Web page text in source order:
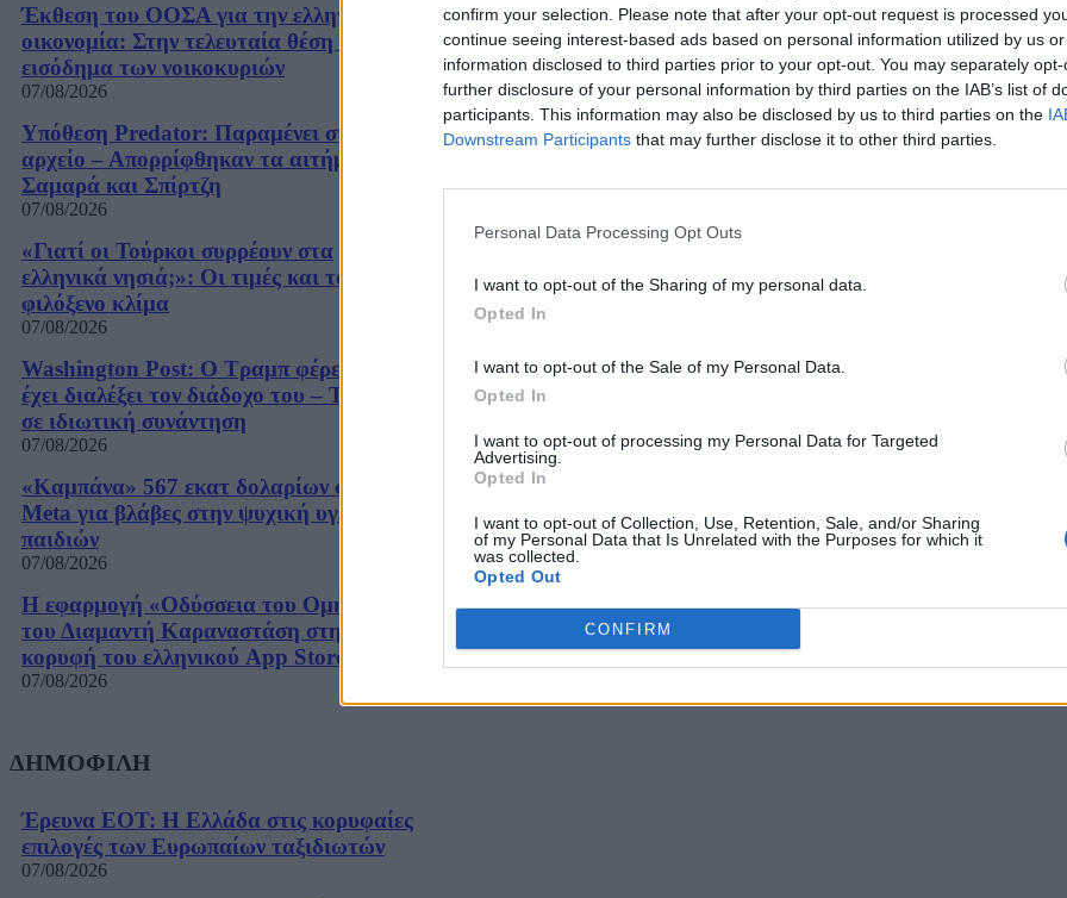
confirm your selection. Please note that after your opt-out request is processed
continue seeing interest-based ads based on personal information utilized by us
information disclosed to third parties prior to your opt-out. You may separately
further disclosure of your personal information by third parties on the IAB’s list of
participants. This information may also be disclosed by us to third parties on the
Downstream Participants that may further disclose it to other third parties.
Personal Data Processing Opt Outs
I want to opt-out of the Sharing of my personal data.
Opted In
I want to opt-out of the Sale of my Personal Data.
Opted In
I want to opt-out of processing my Personal Data for Targeted
Advertising.
Opted In
I want to opt-out of Collection, Use, Retention, Sale, and/or Sharing
of my Personal Data that Is Unrelated with the Purposes for which it
was collected.
Opted Out
CONFIRM
Έκθεση του ΟΟΣΑ για την ελληνική
οικονομία: Στην τελευταία θέση το
εισόδημα των νοικοκυριών
07/08/2026
Υπόθεση Predator: Παραμένει στο
αρχείο – Απορρίφθηκαν τα αιτήματα
Σαμαρά και Σπίρτζη
07/08/2026
«Γιατί οι Τούρκοι συρρέουν στα
ελληνικά νησιά;»: Οι τιμές και το
φιλόξενο κλίμα
07/08/2026
Washington Post: Ο Τραμπ φέρεται να
έχει διαλέξει τον διάδοχο του – Τι είπε
σε ιδιωτική συνάντηση
07/08/2026
«Καμπάνα» 567 εκατ δολαρίων στη
Meta για βλάβες στην ψυχική υγεία των
παιδιών
07/08/2026
Η εφαρμογή «Οδύσσεια του Ομήρου»
του Διαμαντή Καραναστάση στην
κορυφή του ελληνικού App Store
07/08/2026
ΔΗΜΟΦΙΛΗ
Έρευνα ΕΟΤ: Η Ελλάδα στις κορυφαίες
επιλογές των Ευρωπαίων ταξιδιωτών
07/08/2026